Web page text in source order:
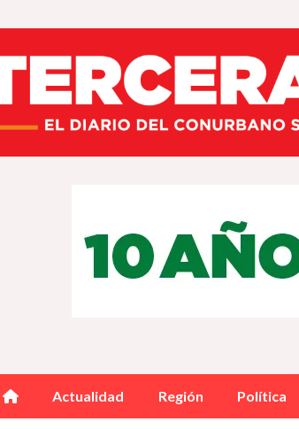
Actualidad Región Política